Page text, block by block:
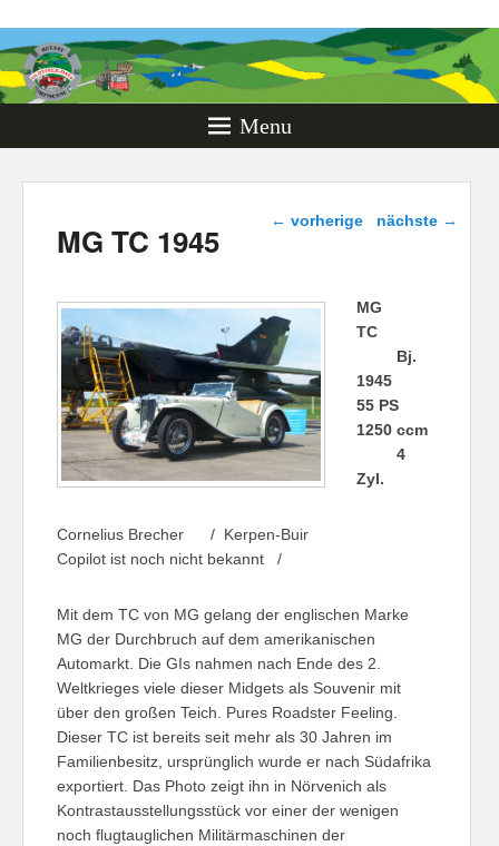
Rotary
Oldtimer
Monschau
Menu
Beitragsnavigation
← vorherige nächste →
MG TC 1945
MG
TC
Bj.
1945
55 PS
1250 ccm
4
Zyl.
Cornelius Brecher / Kerpen-Buir
Copilot ist noch nicht bekannt /
Mit dem TC von MG gelang der englischen Marke
MG der Durchbruch auf dem amerikanischen
Automarkt. Die GIs nahmen nach Ende des 2.
Weltkrieges viele dieser Midgets als Souvenir mit
über den großen Teich. Pures Roadster Feeling.
Dieser TC ist bereits seit mehr als 30 Jahren im
Familienbesitz, ursprünglich wurde er nach Südafrika
exportiert. Das Photo zeigt ihn in Nörvenich als
Kontrastausstellungsstück vor einer der wenigen
noch flugtauglichen Militärmaschinen der